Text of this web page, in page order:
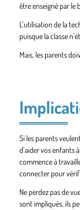
être enseigné par le
L’utilisation de la
puisque la classe
Mais, les parents
Si les parents
d’aider vos enfants
commence à
connecter pour
Ne perdez pas de
sont impliqués, ils